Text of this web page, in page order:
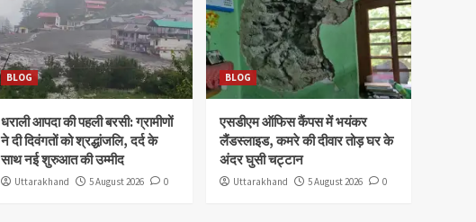
BLOG
धराली आपदा की पहली बरसी: ग्रामीणों
ने दी दिवंगतों को श्रद्धांजलि, दर्द के
साथ नई शुरुआत की उम्मीद
Uttarakhand 5 August 2026 0
BLOG
एसडीएम ऑफिस कैंपस में भयंकर
लैंडस्लाइड, कमरे की दीवार तोड़ घर के
अंदर घुसी चट्टान
Uttarakhand 5 August 2026 0